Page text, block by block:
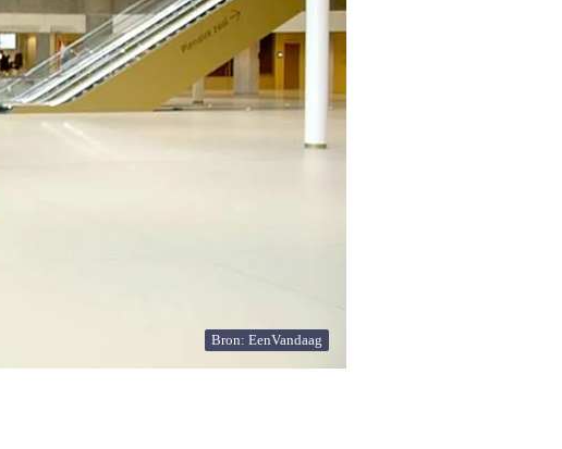
Bron: EenVandaag